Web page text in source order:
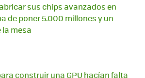
sus chips avanzados en
de poner 5.000 millones y un
mesa
construir una GPU hacían falta